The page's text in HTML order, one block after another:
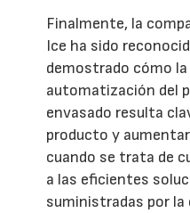
Finalmente, la
Ice ha sido
demostrado cómo
automatización del
envasado resulta
producto y
cuando se trata de
a las eficientes
suministradas por la